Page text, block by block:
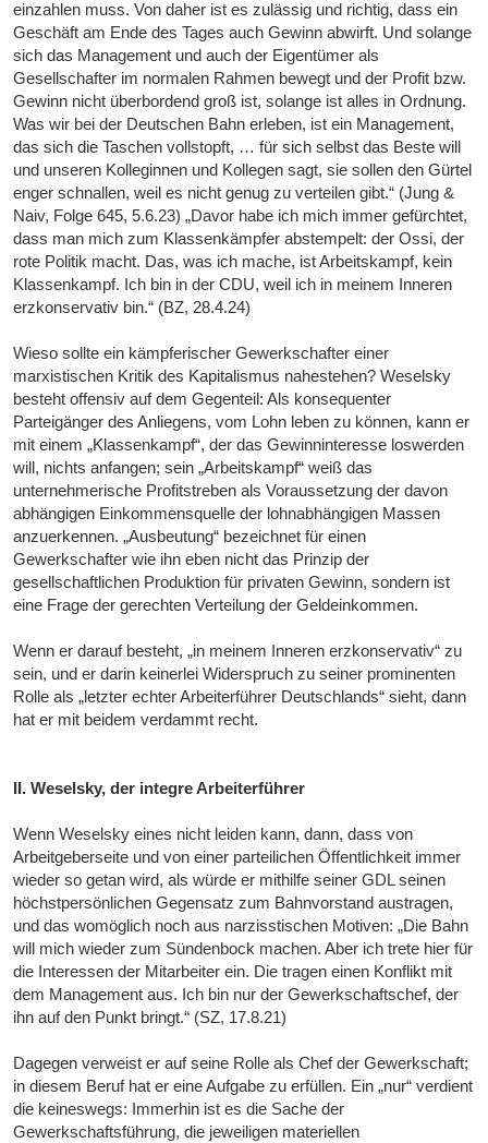
einzahlen muss. Von daher ist es zulässig und richtig, dass ein
Geschäft am Ende des Tages auch Gewinn abwirft. Und solange
sich das Management und auch der Eigentümer als
Gesellschafter im normalen Rahmen bewegt und der Profit bzw.
Gewinn nicht überbordend groß ist, solange ist alles in Ordnung.
Was wir bei der Deutschen Bahn erleben, ist ein Management,
das sich die Taschen vollstopft, … für sich selbst das Beste will
und unseren Kolleginnen und Kollegen sagt, sie sollen den Gürtel
enger schnallen, weil es nicht genug zu verteilen gibt.“ (Jung &
Naiv, Folge 645, 5.6.23) „Davor habe ich mich immer gefürchtet,
dass man mich zum Klassenkämpfer abstempelt: der Ossi, der
rote Politik macht. Das, was ich mache, ist Arbeitskampf, kein
Klassenkampf. Ich bin in der CDU, weil ich in meinem Inneren
erzkonservativ bin.“ (BZ, 28.4.24)
Wieso sollte ein kämpferischer Gewerkschafter einer
marxistischen Kritik des Kapitalismus nahestehen? Weselsky
besteht offensiv auf dem Gegenteil: Als konsequenter
Parteigänger des Anliegens, vom Lohn leben zu können, kann er
mit einem „Klassenkampf“, der das Gewinninteresse loswerden
will, nichts anfangen; sein „Arbeitskampf“ weiß das
unternehmerische Profitstreben als Voraussetzung der davon
abhängigen Einkommensquelle der lohnabhängigen Massen
anzuerkennen. „Ausbeutung“ bezeichnet für einen
Gewerkschafter wie ihn eben nicht das Prinzip der
gesellschaftlichen Produktion für privaten Gewinn, sondern ist
eine Frage der gerechten Verteilung der Geldeinkommen.
Wenn er darauf besteht, „in meinem Inneren erzkonservativ“ zu
sein, und er darin keinerlei Widerspruch zu seiner prominenten
Rolle als „letzter echter Arbeiterführer Deutschlands“ sieht, dann
hat er mit beidem verdammt recht.
II. Weselsky, der integre Arbeiterführer
Wenn Weselsky eines nicht leiden kann, dann, dass von
Arbeitgeberseite und von einer parteilichen Öffentlichkeit immer
wieder so getan wird, als würde er mithilfe seiner GDL seinen
höchstpersönlichen Gegensatz zum Bahnvorstand austragen,
und das womöglich noch aus narzisstischen Motiven: „Die Bahn
will mich wieder zum Sündenbock machen. Aber ich trete hier für
die Interessen der Mitarbeiter ein. Die tragen einen Konflikt mit
dem Management aus. Ich bin nur der Gewerkschaftschef, der
ihn auf den Punkt bringt.“ (SZ, 17.8.21)
Dagegen verweist er auf seine Rolle als Chef der Gewerkschaft;
in diesem Beruf hat er eine Aufgabe zu erfüllen. Ein „nur“ verdient
die keineswegs: Immerhin ist es die Sache der
Gewerkschaftsführung, die jeweiligen materiellen